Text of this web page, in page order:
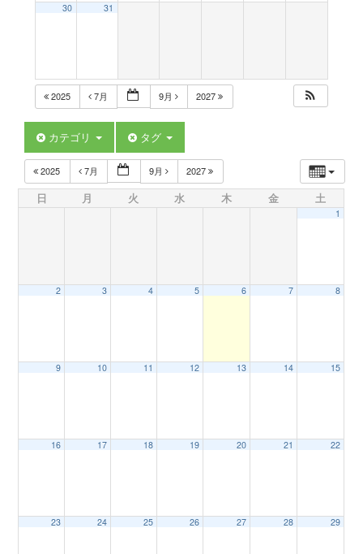
o
30 31
2025 7月 9月 2027
カテゴリ タグ
2025 7月 9月 2027
日 月 火 水 木 金 土
1
2 3 4 5 6 7 8
9 10 11 12 13 14 15
16 17 18 19 20 21 22
23 24 25 26 27 28 29